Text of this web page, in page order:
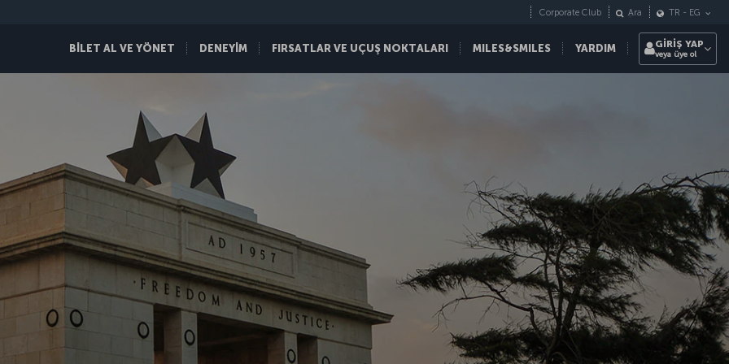
BİLET AL VE YÖNET DENEYİM FIRSATLAR VE UÇUŞ NOKTALARI MILES&SMILES YARDIM
Corporate Club Ara TR - EG
GİRİŞ YAP
veya üye ol